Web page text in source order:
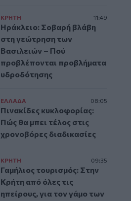
ΚΡΗΤΗ 11:49
Ηράκλειο: Σοβαρή βλάβη
στη γεώτρηση των
Βασιλειών – Πού
προβλέπονται προβλήματα
υδροδότησης
ΕΛΛAΔΑ 08:05
Πινακίδες κυκλοφορίας:
Πώς θα μπει τέλος στις
χρονοβόρες διαδικασίες
ΚΡΗΤΗ 09:35
Γαμήλιος τουρισμός: Στην
Κρήτη από όλες τις
ηπείρους, για τον γάμο των